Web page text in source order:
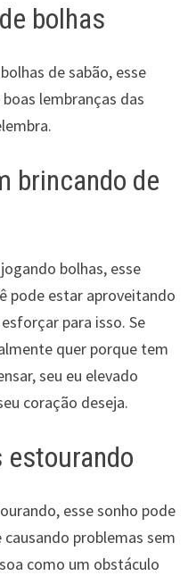
bolhas
de sabão, esse
lembranças das
brincando de
bolhas, esse
pode estar aproveitando
para isso. Se
quer porque tem
seu eu elevado
coração deseja.
estourando
esse sonho pode
problemas sem
como um obstáculo